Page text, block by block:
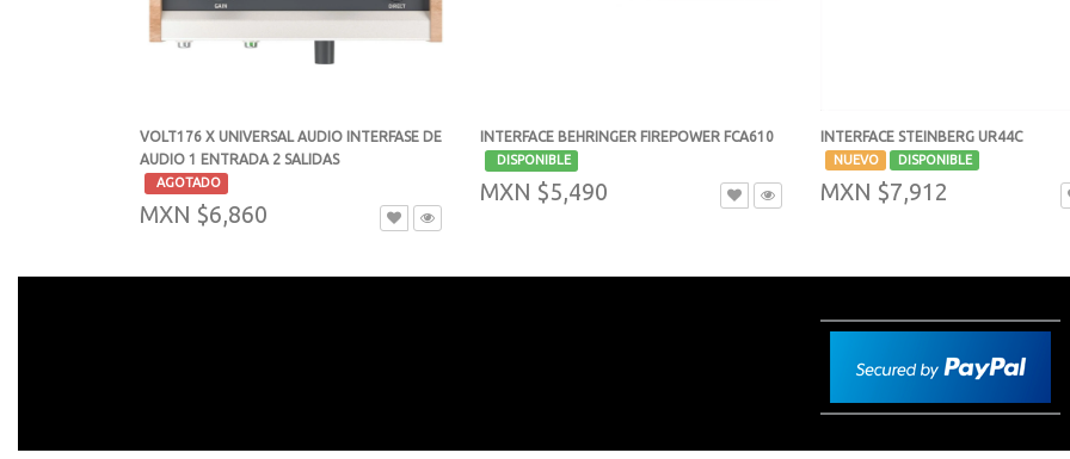
VOLT176 X UNIVERSAL AUDIO INTERFASE DE
AUDIO 1 ENTRADA 2 SALIDAS
AGOTADO
MXN $6,860
INTERFACE BEHRINGER FIREPOWER FCA610
DISPONIBLE
MXN $5,490
INTERFACE STEINBERG UR44C
NUEVO DISPONIBLE
MXN $7,912